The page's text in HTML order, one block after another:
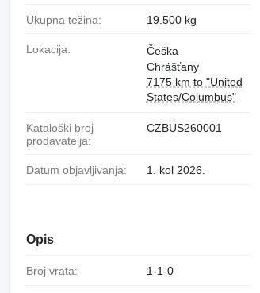
Ukupna težina: 19.500 kg
Lokacija:
Češka
Chrášťany
7175 km to "United
States/Columbus"
Kataloški broj
prodavatelja:
CZBUS260001
Datum objavljivanja: 1. kol 2026.
Opis
Broj vrata: 1-1-0